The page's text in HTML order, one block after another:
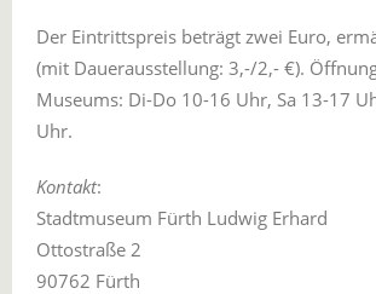
Der Eintrittspreis beträgt zwei Euro,
(mit Dauerausstellung: 3,-/2,- €).
Museums: Di-Do 10-16 Uhr, Sa 13-17
Uhr.
Kontakt:
Stadtmuseum Fürth Ludwig Erhard
Ottostraße 2
90762 Fürth